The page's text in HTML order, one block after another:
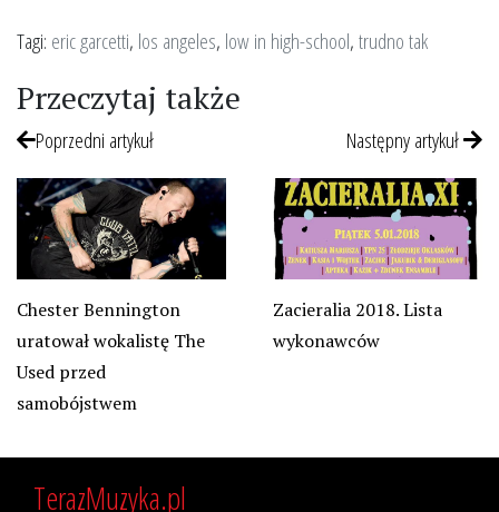
Tagi: eric garcetti, los angeles, low in high-school,trudno tak
Przeczytaj także
Poprzedni artykuł
Chester Bennington
uratował wokalistę The
Used przed
samobójstwem
Następny artykuł
Zacieralia 2018. Lista
wykonawców
TerazMuzyka.pl